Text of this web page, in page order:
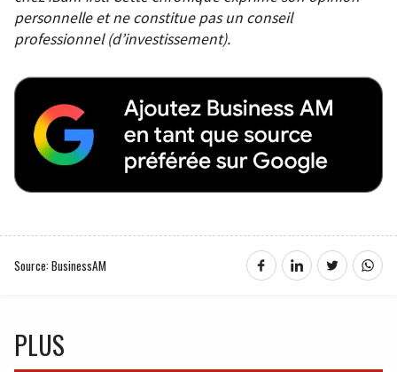
personnelle et ne constitue pas un conseil
professionnel (d’investissement).
Source: BusinessAM
PLUS